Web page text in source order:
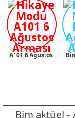
A101 6 Ağustos
Bim aktüel -